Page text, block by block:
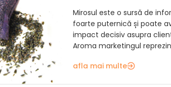
Mirosul este o sursă de
foarte puternică și poate
impact decisiv asupra
Aroma marketingul
afla mai multe